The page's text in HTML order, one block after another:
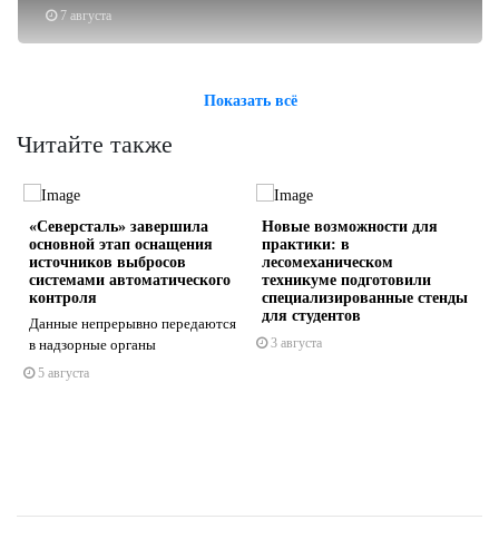
7 августа
Показать всё
Читайте также
«Северсталь» завершила
основной этап оснащения
источников выбросов
системами автоматического
контроля
Данные непрерывно передаются
в надзорные органы
5 августа
Новые возможности для
практики: в
лесомеханическом
техникуме подготовили
специализированные стенды
для студентов
3 августа